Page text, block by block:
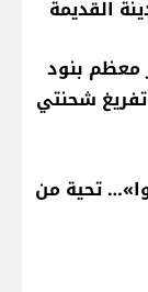
القديمة
معظم بنود
شحنتي
تحية من